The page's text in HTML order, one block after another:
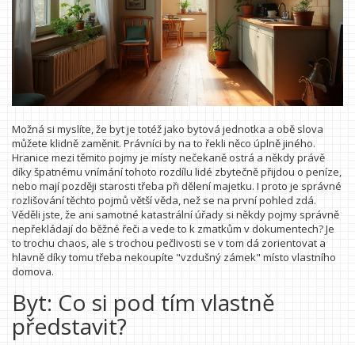
Možná si myslíte, že byt je totéž jako bytová jednotka a obě slova
můžete klidně zaměnit. Právníci by na to řekli něco úplně jiného.
Hranice mezi těmito pojmy je místy nečekaně ostrá a někdy právě
díky špatnému vnímání tohoto rozdílu lidé zbytečně přijdou o peníze,
nebo mají později starosti třeba při dělení majetku. I proto je správné
rozlišování těchto pojmů větší věda, než se na první pohled zdá.
Věděli jste, že ani samotné katastrální úřady si někdy pojmy správně
nepřekládají do běžné řeči a vede to k zmatkům v dokumentech? Je
to trochu chaos, ale s trochou pečlivosti se v tom dá zorientovat a
hlavně díky tomu třeba nekoupíte "vzdušný zámek" místo vlastního
domova.
Byt: Co si pod tím vlastně
představit?